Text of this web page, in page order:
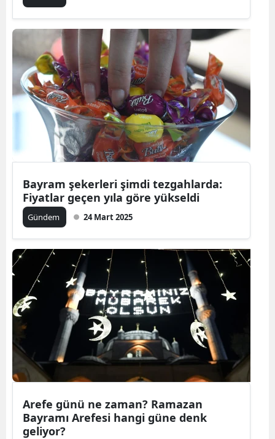
Bayram şekerleri şimdi tezgahlarda:
Fiyatlar geçen yıla göre yükseldi
Gündem 24 Mart 2025
Arefe günü ne zaman? Ramazan
Bayramı Arefesi hangi güne denk
geliyor?